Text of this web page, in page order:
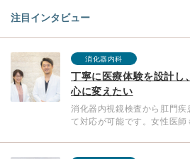
注目インタビュー
消化器内科
丁寧に医療体験を設計し
心に変えたい
消化器内視鏡検査から肛門
て対応が可能です。女性医師